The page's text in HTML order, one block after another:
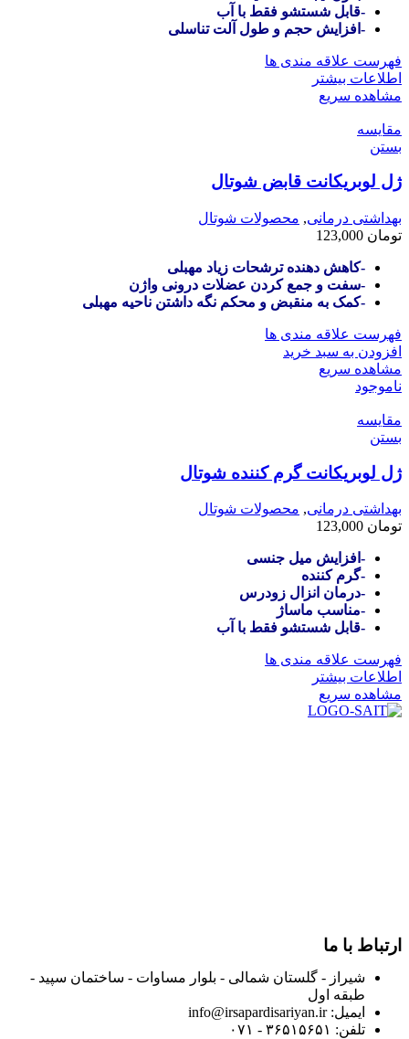
-قابل شستشو فقط با آب
-افزایش حجم و طول آلت تناسلی
فهرست علاقه مندی ها
اطلاعات بیشتر
مشاهده سریع
مقایسه
بستن
ژل لوبریکانت قابض شوتال
بهداشتی درمانی, محصولات شوتال
تومان
-کاهش دهنده ترشحات زیاد مهبلی
-سفت و جمع کردن عضلات درونی واژن
-کمک به منقبض و محکم نگه داشتن ناحیه مهبلی
فهرست علاقه مندی ها
افزودن به سبد خرید
مشاهده سریع
ناموجود
مقایسه
بستن
ژل لوبریکانت گرم کننده شوتال
بهداشتی درمانی, محصولات شوتال
تومان
-افزایش میل جنسی
-گرم کننده
-درمان انزال زودرس
-مناسب ماساژ
-قابل شستشو فقط با آب
فهرست علاقه مندی ها
اطلاعات بیشتر
مشاهده سریع
ارتباط با ما
شیراز - گلستان شمالی - بلوار مساوات - ساختمان سپید -
طبقه اول
ایمیل: info@irsapardisariyan.ir
تلفن: ۳۶۵۱۵۶۵۱ - ۰۷۱